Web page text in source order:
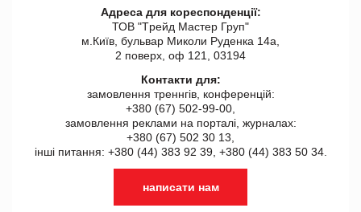
Адреса для кореспонденції:
ТОВ "Tрейд Мастер Груп"
м.Київ, бульвар Миколи Руденка 14а,
2 поверх, оф 121, 03194
Контакти для:
замовлення треннгів, конференцій:
+380 (67) 502-99-00,
замовлення реклами на порталі, журналах:
+380 (67) 502 30 13,
інші питання: +380 (44) 383 92 39, +380 (44) 383 50 34.
написати нам